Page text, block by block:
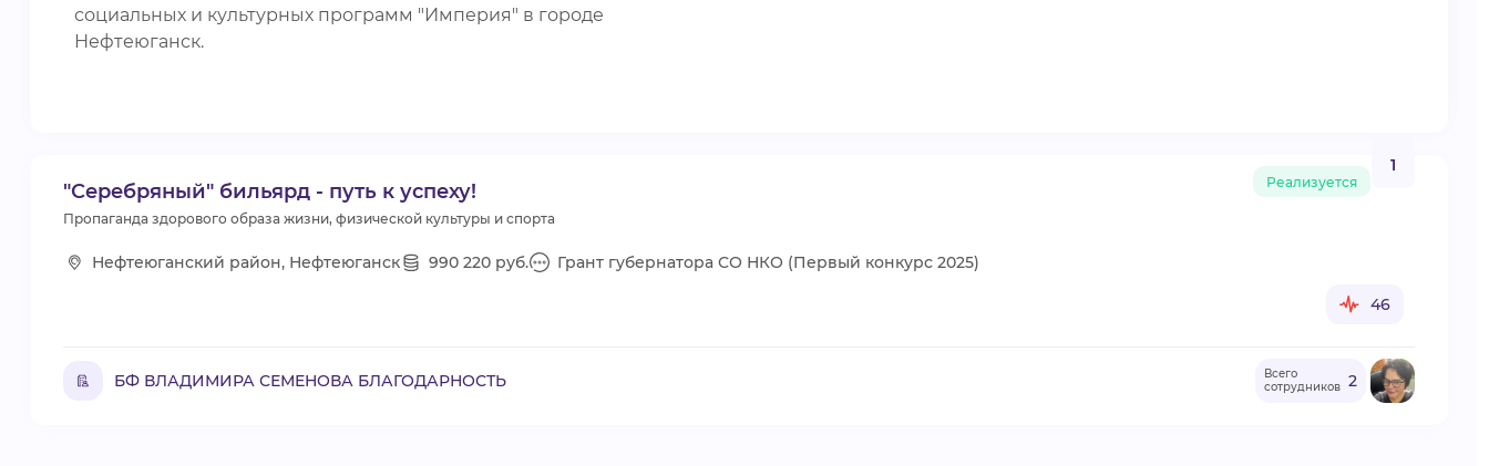
социальных и культурных программ "Империя" в городе
Нефтеюганск.
"Серебряный" бильярд - путь к успеху! Реализуется
1
Пропаганда здорового образа жизни, физической культуры и спорта
Нефтеюганский район, Нефтеюганск 990 220 руб. Грант губернатора СО НКО (Первый конкурс 2025)
46
БФ ВЛАДИМИРА СЕМЕНОВА БЛАГОДАРНОСТЬ
Всего
сотрудников 2